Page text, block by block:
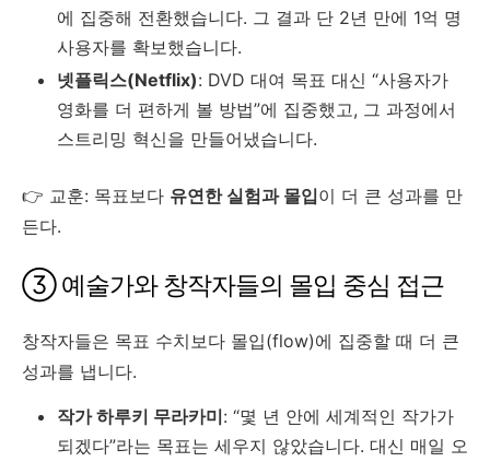
에 집중해 전환했습니다. 그 결과 단 2년 만에 1억 명
사용자를 확보했습니다.
넷플릭스(Netflix): DVD 대여 목표 대신 “사용자가
영화를 더 편하게 볼 방법”에 집중했고, 그 과정에서
스트리밍 혁신을 만들어냈습니다.
👉 교훈: 목표보다 유연한 실험과 몰입이 더 큰 성과를 만
든다.
③ 예술가와 창작자들의 몰입 중심 접근
창작자들은 목표 수치보다 몰입(flow)에 집중할 때 더 큰
성과를 냅니다.
작가 하루키 무라카미: “몇 년 안에 세계적인 작가가
되겠다”라는 목표는 세우지 않았습니다. 대신 매일 오